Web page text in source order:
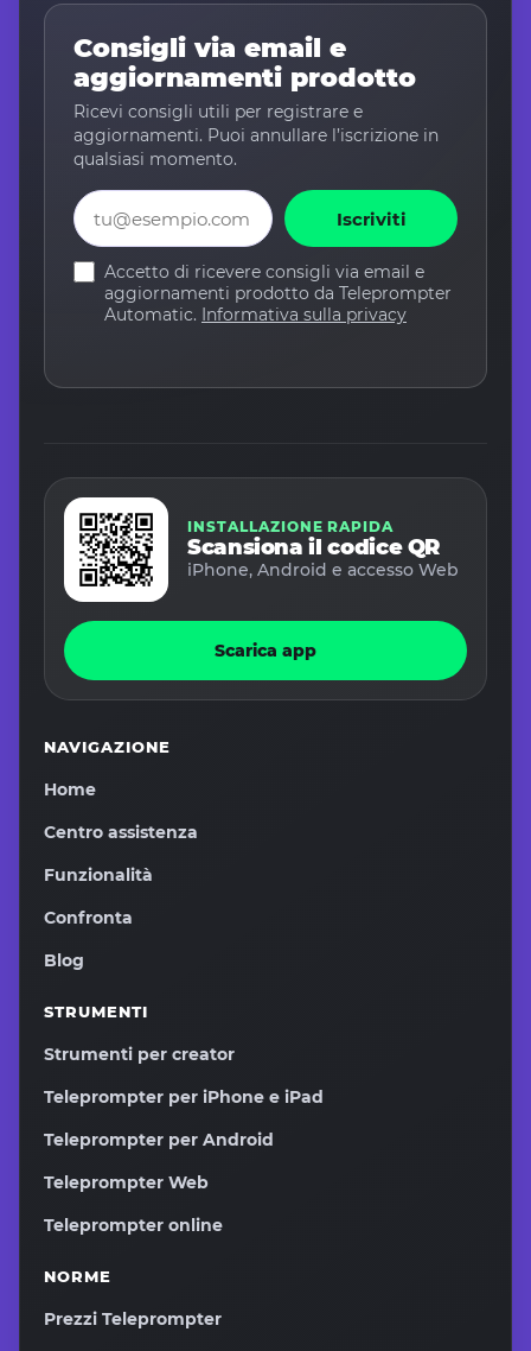
Consigli via email e
aggiornamenti prodotto
Ricevi consigli utili per registrare e
aggiornamenti. Puoi annullare l’iscrizione in
qualsiasi momento.
Email
Iscriviti
Accetto di ricevere consigli via email e
aggiornamenti prodotto da Teleprompter
Automatic. Informativa sulla privacy
INSTALLAZIONE RAPIDA
Scansiona il codice QR
iPhone, Android e accesso Web
Scarica app
NAVIGAZIONE
Home
Centro assistenza
Funzionalità
Confronta
Blog
STRUMENTI
Strumenti per creator
Teleprompter per iPhone e iPad
Teleprompter per Android
Teleprompter Web
Teleprompter online
NORME
Prezzi Teleprompter